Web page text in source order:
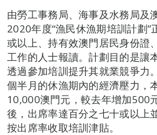
由勞工事務局、海事及水務局及
2020年度“漁民休漁期培訓計劃
或以上、持有效澳門居民身份證
工作的人士報讀。計劃目的是讓
透過參加培訓提升其就業競爭力
個半月的休漁期內的經濟壓力，
10,000澳門元，較去年增加500
後，出席率達百分之七十或以上
按出席率收取培訓津貼。